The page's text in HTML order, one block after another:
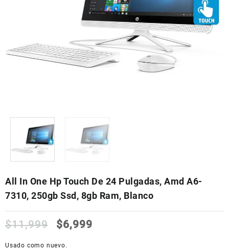
All In One Hp Touch De 24 Pulgadas, Amd A6-
7310, 250gb Ssd, 8gb Ram, Blanco
$11,999 $6,999
Usado como nuevo.